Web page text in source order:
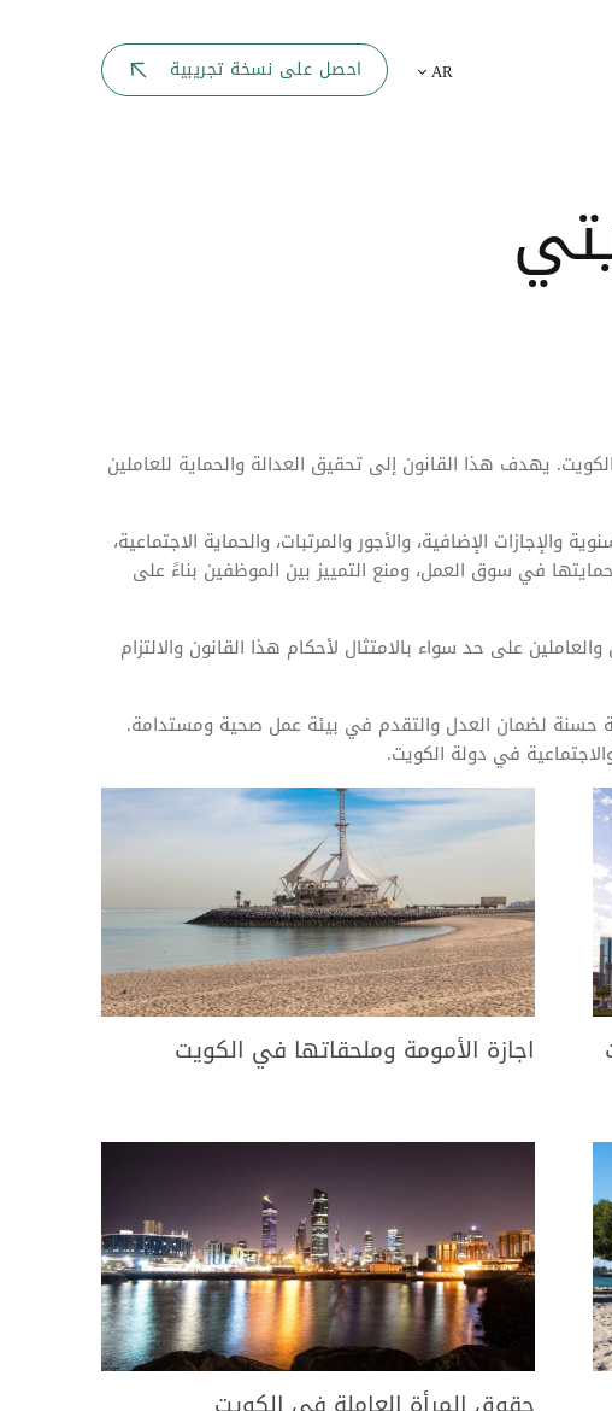
AR احصل على نسخة تجريبية
يهدف هذا القانون إلى تحقيق العدالة والحماية للعاملين
الإضافية، والأجور والمرتبات، والحماية الاجتماعية،
في سوق العمل، ومنع التمييز بين الموظفين بناءً على
على حد سواء بالامتثال لأحكام هذا القانون والالتزام
حسنة لضمان العدل والتقدم في بيئة عمل صحية ومستدامة.
في دولة الكويت.
اجازة الأمومة وملحقاتها في الكويت
المعلومات إلى
عمليات المصادقة
مراقبة الدخول